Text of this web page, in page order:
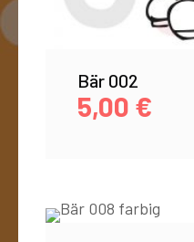
Bär 002
5,00 €